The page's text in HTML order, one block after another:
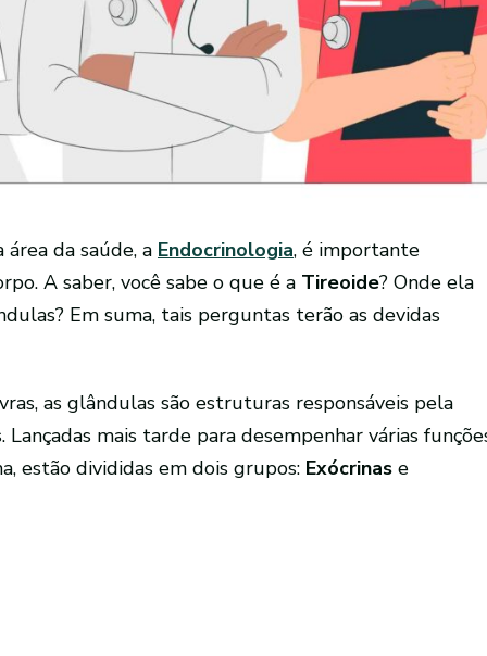
da saúde, a Endocrinologia, é importante
A saber, você sabe o que é a Tireoide? Onde ela
Em suma, tais perguntas terão as devidas
as glândulas são estruturas responsáveis pela
Lançadas mais tarde para desempenhar várias
estão divididas em dois grupos: Exócrinas e